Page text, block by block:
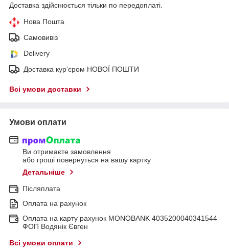
Доставка здійснюється тільки по передоплаті.
Нова Пошта
Самовивіз
Delivery
Доставка кур'єром НОВОЇ ПОШТИ
Всі умови доставки
Умови оплати
Ви отримаєте замовлення
або гроші повернуться на вашу картку
Детальніше
Післяплата
Оплата на рахунок
Оплата на карту рахунок MONOBANK 4035200040341544
ФОП Водянік Євген
Всі умови оплати